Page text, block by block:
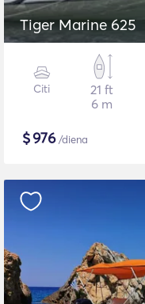
Tiger Marine 625
Citi
21 ft
6 m
$976/diena